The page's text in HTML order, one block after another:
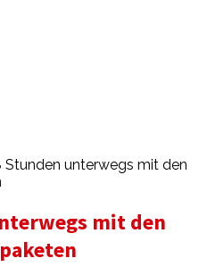
Stunden unterwegs mit den
mit den